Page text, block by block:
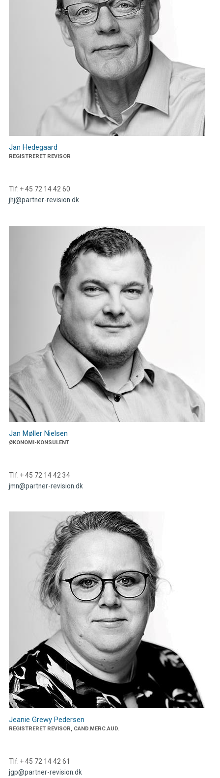
Jan Hedegaard
REGISTRERET REVISOR
Tlf: + 45 72 14 42 60
jhj@partner-revision.dk
Jan Møller Nielsen
ØKONOMI-KONSULENT
Tlf: + 45 72 14 42 34
jmn@partner-revision.dk
Jeanie Grewy Pedersen
REGISTRERET REVISOR, CAND.MERC.AUD.
Tlf: + 45 72 14 42 61
jgp@partner-revision.dk